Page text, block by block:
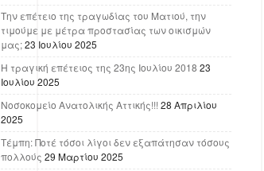
Την επέτειο της τραγωδίας του Ματιού, την
τιμούμε με μέτρα προστασίας των οικισμών
μας;23 Ιουλίου 2025
Η τραγική επέτειος της 23ης Ιουλίου 2018 23
Ιουλίου 2025
Νοσοκομείο Ανατολικής Αττικής!!! 28 Απριλίου
2025
Τέμπη: Ποτέ τόσοι λίγοι δεν εξαπάτησαν τόσους
πολλούς 29 Μαρτίου 2025